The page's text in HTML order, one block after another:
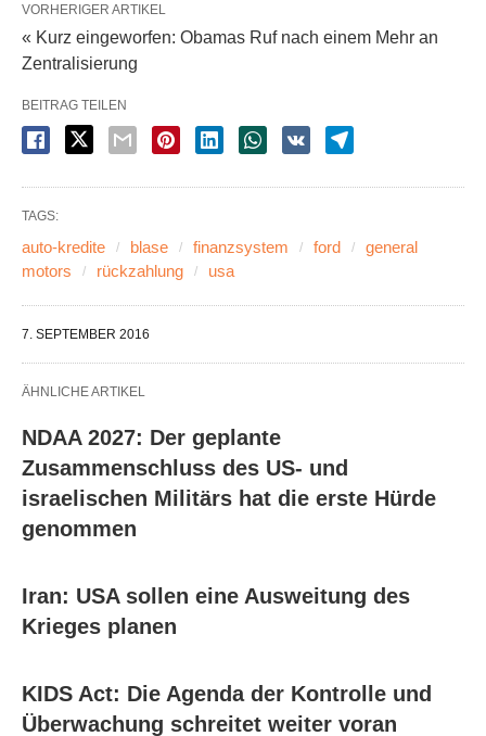
VORHERIGER ARTIKEL
« Kurz eingeworfen: Obamas Ruf nach einem Mehr an
Zentralisierung
BEITRAG TEILEN
TAGS:
auto-kredite blase finanzsystem ford
general
motors
rückzahlung usa
7. SEPTEMBER 2016
ÄHNLICHE ARTIKEL
NDAA 2027: Der geplante
Zusammenschluss des US- und
israelischen Militärs hat die erste Hürde
genommen
Iran: USA sollen eine Ausweitung des
Krieges planen
KIDS Act: Die Agenda der Kontrolle und
Überwachung schreitet weiter voran